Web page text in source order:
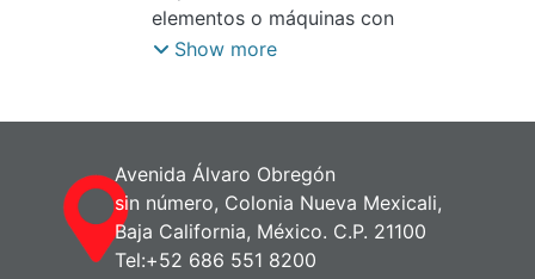
González Ángeles, Álvaro
elementos o máquinas con
características de resistencia mecánicas
surgido
Show more
Avenida Álvaro Obregón
sin número, Colonia Nueva Mexicali,
Baja California, México. C.P. 21100
Tel:+52 686 551 8200